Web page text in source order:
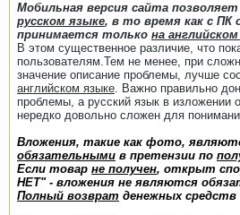
Мобильная версия сайта
русском языке, в то время как с ПК
принимается только на
В этом существенное различие, что
пользователям.Тем не менее, при
значение описание проблемы, лучше
английском языке. Важно правильно
проблемы, а русский язык в изложении
нередко довольно сложен для
Вложения, такие как фото,
обязательными в претензии по
Если товар не получен, открыт
НЕТ" - вложения не являются
Полный возврат денежных